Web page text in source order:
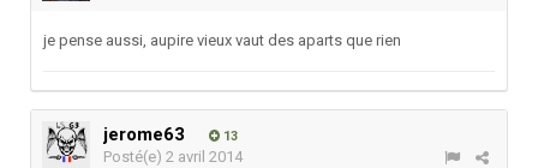
je pense aussi, aupire vieux vaut des aparts que rien
jerome63 13
Posté(e) 2 avril 2014